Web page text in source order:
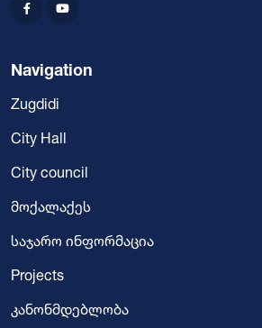
Navigation
Zugdidi
City Hall
City council
მოქალაქეს
საჯარო ინფორმაცია
Projects
კანონმდებლობა